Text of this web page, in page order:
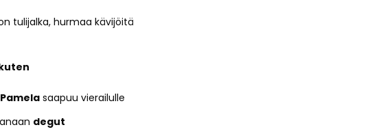
tulijalka, hurmaa kävijöitä
saapuu vierailulle
degut